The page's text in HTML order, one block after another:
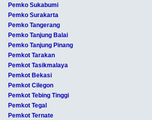
Pemko Sukabumi
Pemko Surakarta
Pemko Tangerang
Pemko Tanjung Balai
Pemko Tanjung Pinang
Pemkot Tarakan
Pemkot Tasikmalaya
Pemkot Bekasi
Pemkot Cilegon
Pemkot Tebing Tinggi
Pemkot Tegal
Pemkot Ternate